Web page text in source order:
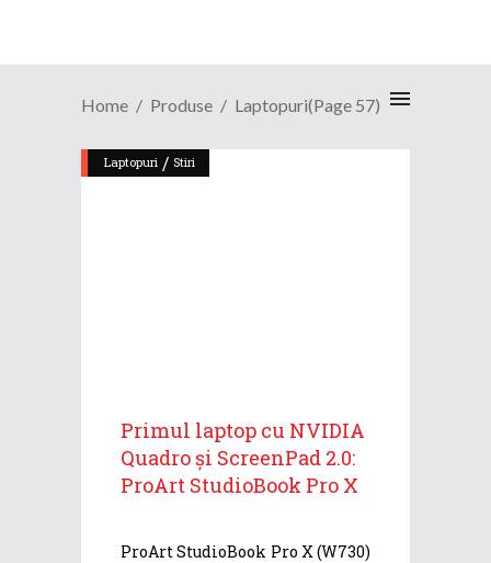
Home Produse Laptopuri(Page 57)
Laptopuri / Stiri
Primul laptop cu NVIDIA
Quadro și ScreenPad 2.0:
ProArt StudioBook Pro X
ProArt StudioBook Pro X (W730)